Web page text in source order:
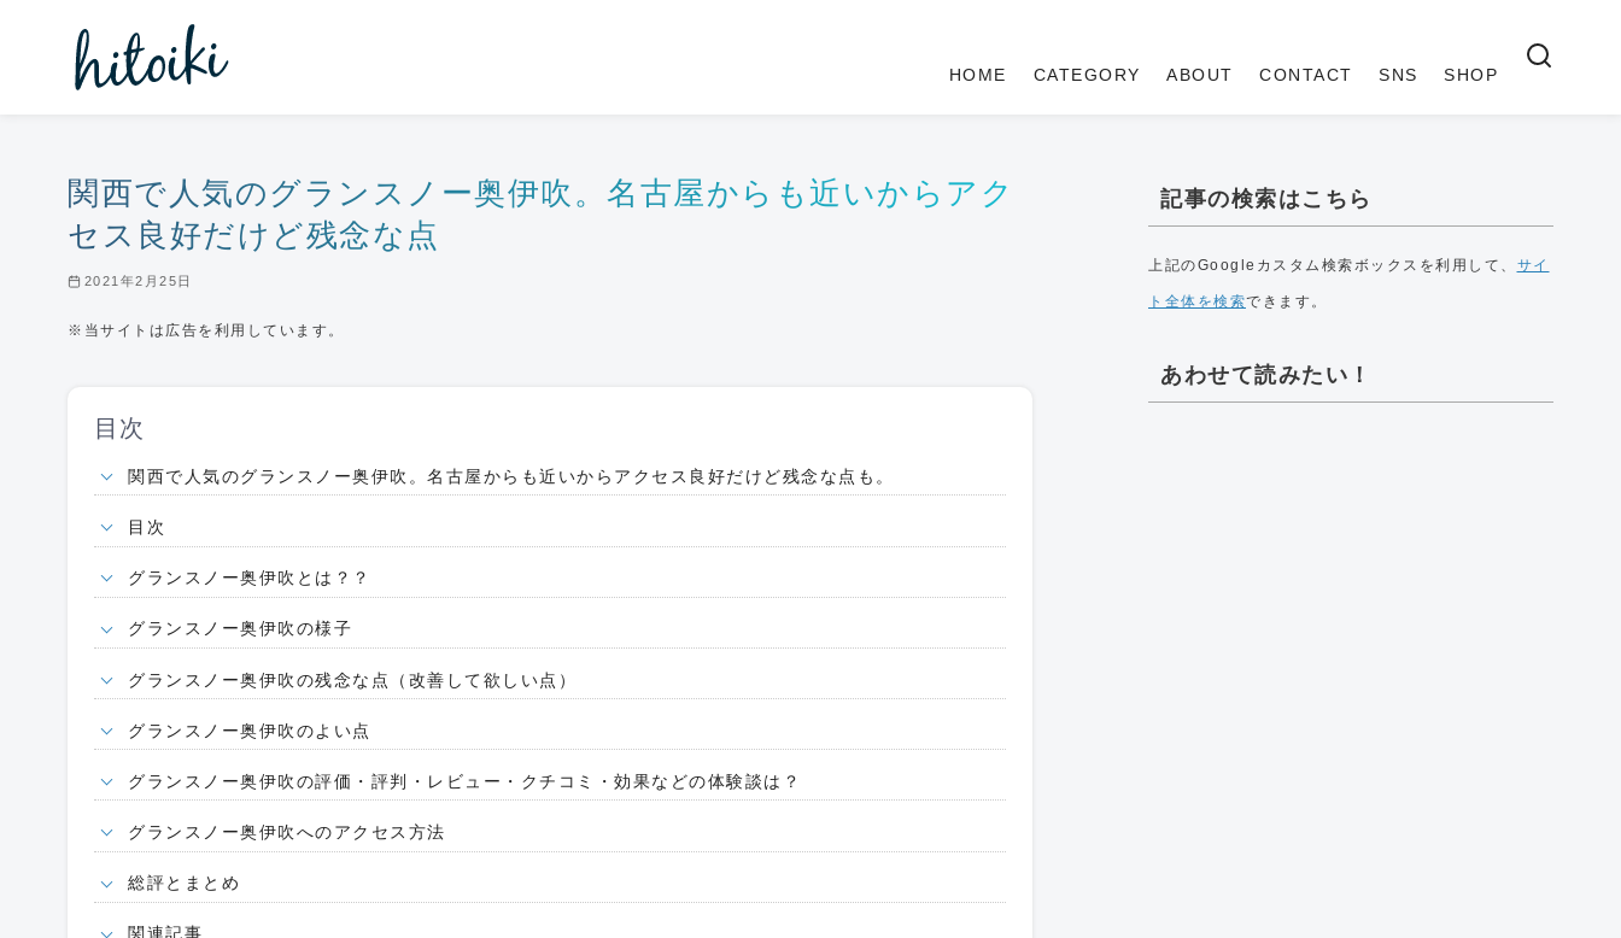
HOME CATEGORY ABOUT CONTACT SNS SHOP
関西で人気のグランスノー奥伊吹。名古屋からも近いからアク
セス良好だけど残念な点
2021年2月25日
※当サイトは広告を利用しています。
目次
関西で人気のグランスノー奥伊吹。名古屋からも近いからアクセス良好だけど残念な点も。
目次
グランスノー奥伊吹とは？？
グランスノー奥伊吹の様子
グランスノー奥伊吹の残念な点（改善して欲しい点）
グランスノー奥伊吹のよい点
グランスノー奥伊吹の評価・評判・レビュー・クチコミ・効果などの体験談は？
グランスノー奥伊吹へのアクセス方法
総評とまとめ
関連記事
記事の検索はこちら
上記のGoogleカスタム検索ボックスを利用して、 サイ
ト全体を検索できます。
あわせて読みたい！